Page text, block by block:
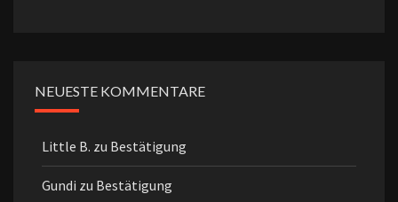
NEUESTE KOMMENTARE
Little B. zu Bestätigung
Gundi zu Bestätigung